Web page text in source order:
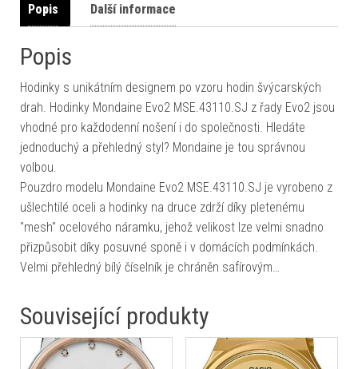
Popis Další informace
Popis
Hodinky s unikátním designem po vzoru hodin švýcarských
drah. Hodinky Mondaine Evo2 MSE.43110.SJ z řady Evo2 jsou
vhodné pro každodenní nošení i do společnosti. Hledáte
jednoduchý a přehledný styl? Mondaine je tou správnou
volbou.
Pouzdro modelu Mondaine Evo2 MSE.43110.SJ je vyrobeno z
ušlechtilé oceli a hodinky na druce zdrží díky pletenému
"mesh" ocelového náramku, jehož velikost lze velmi snadno
přizpůsobit díky posuvné sponě i v domácích podmínkách.
Velmi přehledný bílý číselník je chráněn safírovým…
Související produkty